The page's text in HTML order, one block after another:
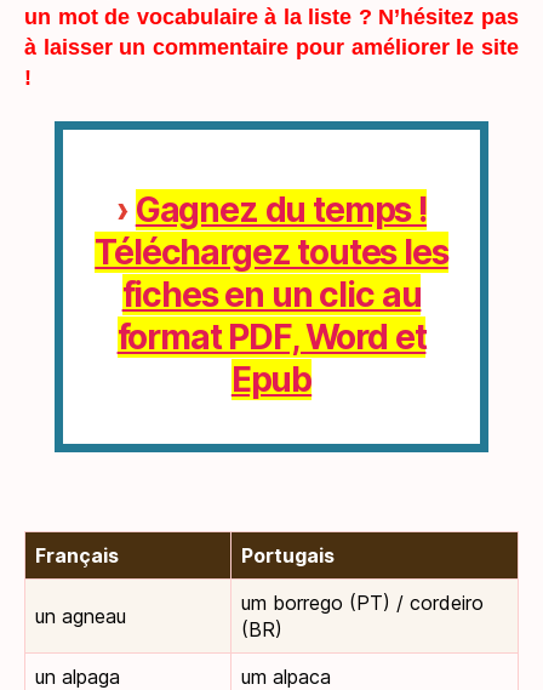
un mot de vocabulaire à la liste ? N’hésitez pas
à laisser un commentaire pour améliorer le site
!
› Gagnez du temps !
Téléchargez toutes les
fiches en un clic au
format PDF, Word et
Epub
Français Portugais
un agneau
um borrego (PT) / cordeiro
(BR)
un alpaga
um alpaca